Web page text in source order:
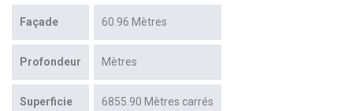
Façade 60.96 Mètres
Profondeur Mètres
Superficie 6855.90 Mètres carrés